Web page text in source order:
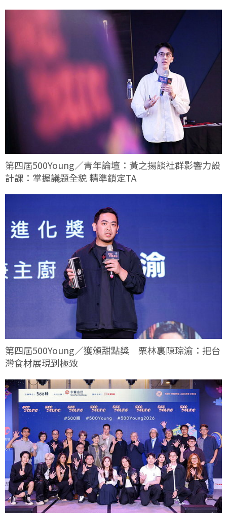
第四屆500Young／青年論壇：黃之揚談社群影響力設
計課：掌握議題全貌 精準鎖定TA
第四屆500Young／獲頒甜點獎 栗林裏陳琮渝：把台
灣食材展現到極致